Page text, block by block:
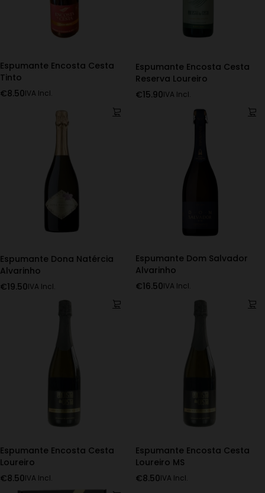
Espumante Encosta Cesta
Tinto
€8.50IVA Incl.
Espumante Encosta Cesta
Reserva Loureiro
€15.90IVA Incl.
Espumante Dona Natércia
Alvarinho
€19.50IVA Incl.
Espumante Dom Salvador
Alvarinho
€16.50IVA Incl.
Espumante Encosta Cesta
Loureiro
€8.50IVA Incl.
Espumante Encosta Cesta
Loureiro MS
€8.50IVA Incl.